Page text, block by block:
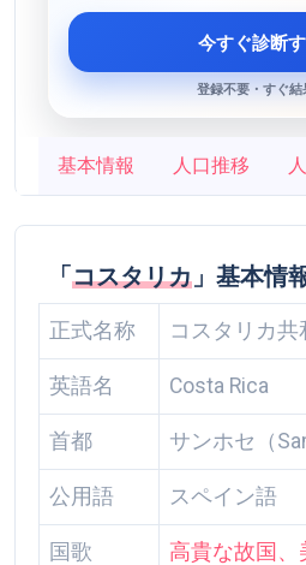
今すぐ診断
登録不要・すぐ結
基本情報 人口推移
「コスタリカ 」基本情
正式名称 コスタリカ共
英語名 Costa Rica
首都 サンホセ（
公用語 スペイン語
国歌
高貴な故国、